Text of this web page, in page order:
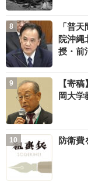
「普
院沖
授・
【寄
岡大
防衛費